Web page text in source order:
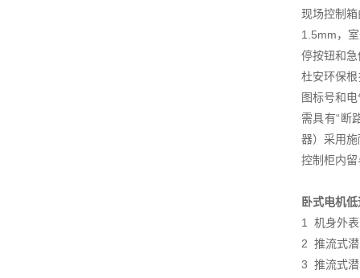
现场控制
1.5mm，
停按钮和
杜安环保
图标号和
需具有“断
器）采用
控制柜内
卧式电机
1 机身外
2 推流式
3 推流式潜